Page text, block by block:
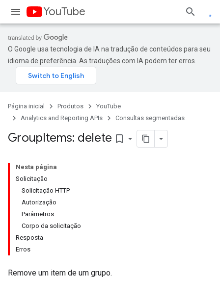
YouTube
O Google usa tecnologia de IA na tradução de conteúdos para seu
idioma de preferência. As traduções com IA podem ter erros.
Página inicial Produtos
YouTube
Analytics and Reporting APIs
Consultas segmentadas
GroupItems: delete bookmark_border
Nesta página
Solicitação
Solicitação HTTP
Autorização
Parâmetros
Corpo da solicitação
Resposta
Erros
Remove um item de um grupo.